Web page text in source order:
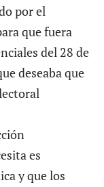
por el
que fuera
del 28 de
deseaba que
es
y que los